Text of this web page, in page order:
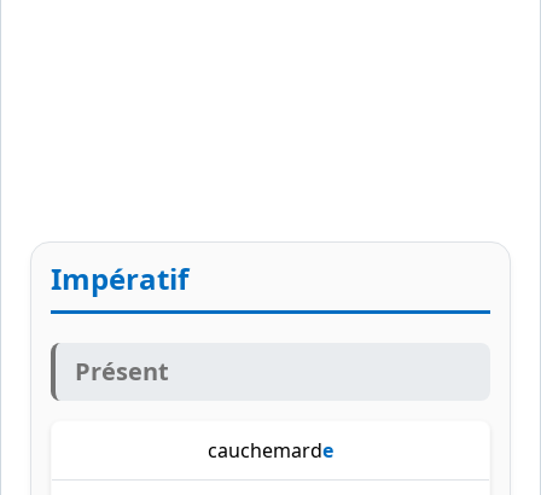
Impératif
Présent
cauchemarde